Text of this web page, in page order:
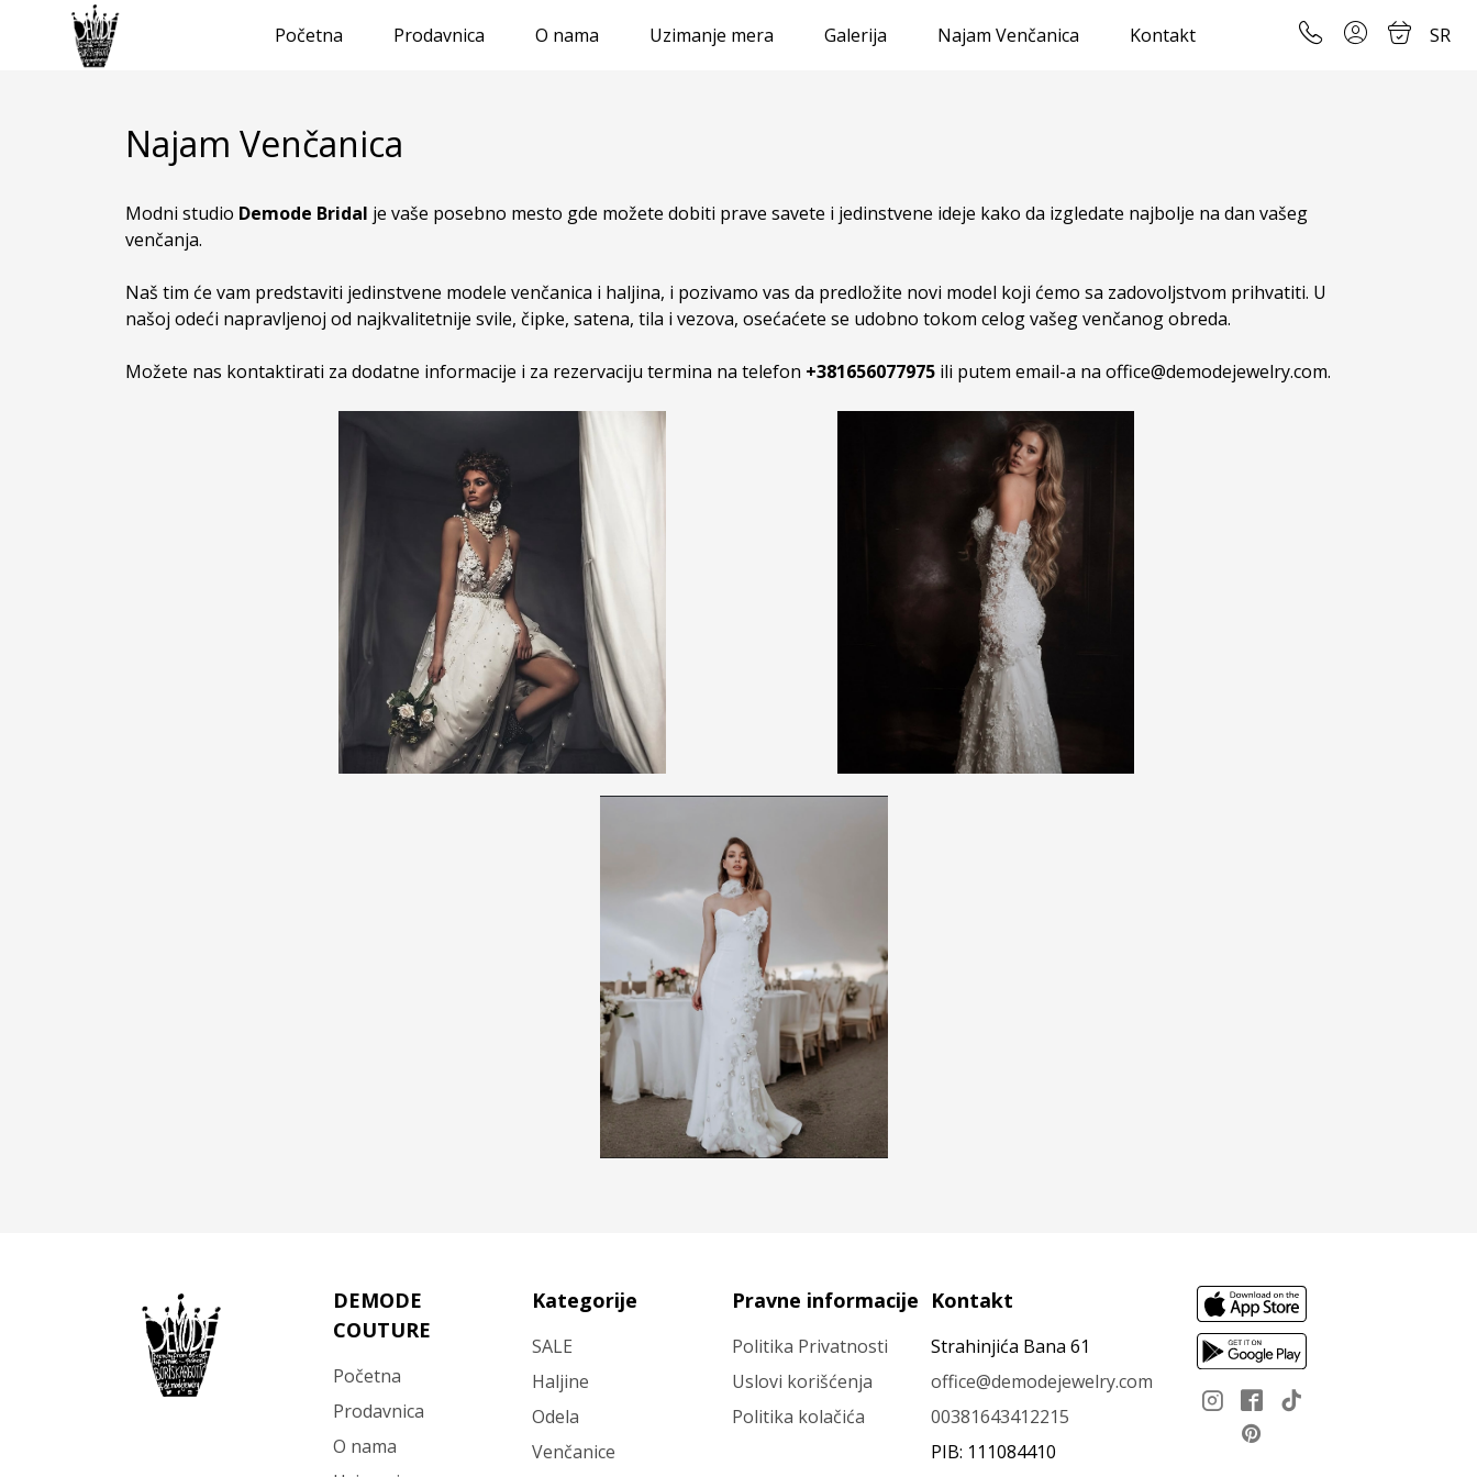
Početna Prodavnica O nama Uzimanje mera Galerija Najam Venčanica Kontakt SR
Najam Venčanica
Modni studio Demode Bridal je vaše posebno mesto gde možete dobiti prave savete i jedinstvene ideje kako da izgledate najbolje na dan vašeg
venčanja.
Naš tim će vam predstaviti jedinstvene modele venčanica i haljina, i pozivamo vas da predložite novi model koji ćemo sa zadovoljstvom prihvatiti. U
našoj odeći napravljenoj od najkvalitetnije svile, čipke, satena, tila i vezova, osećaćete se udobno tokom celog vašeg venčanog obreda.
Možete nas kontaktirati za dodatne informacije i za rezervaciju termina na telefon +381656077975 ili putem email-a na office@demodejewelry.com.
DEMODE
COUTURE
Početna
Prodavnica
O nama
Kategorije
SALE
Haljine
Odela
Venčanice
Pravne informacije
Politika Privatnosti
Uslovi korišćenja
Politika kolačića
Kontakt
Strahinjića Bana 61
office@demodejewelry.com
00381643412215
PIB: 111084410